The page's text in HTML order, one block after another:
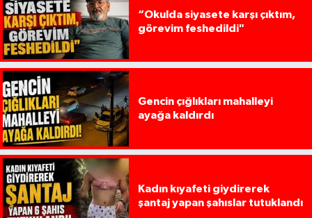
“Okulda siyasete karşı çıktım,
görevim feshedildi"
Gencin çığlıkları mahalleyi
ayağa kaldırdı
Kadın kıyafeti giydirerek
şantaj yapan şahıslar tutuklandı